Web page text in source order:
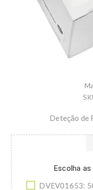
Deteção de
Escolha
DVEV01653: